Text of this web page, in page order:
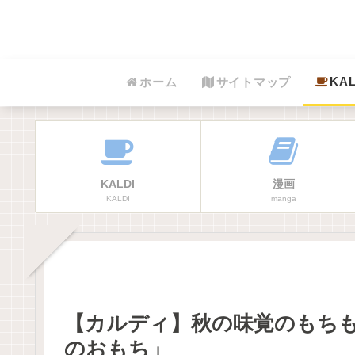
ホーム サイトマップ
KALDI
KALDI
漫画
manga
【カルディ】秋の味覚のも
のおもち」